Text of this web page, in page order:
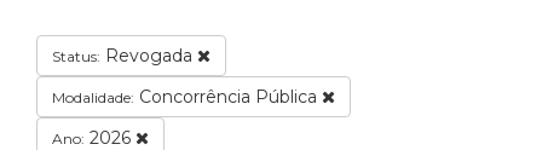
Status: Revogada
Modalidade: Concorrência Pública
Ano: 2026